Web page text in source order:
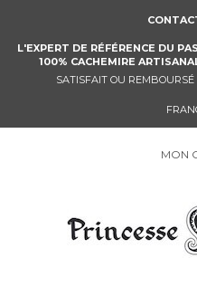
L'EXPERT DE RÉFÉRENCE DU
100% CACHEMIRE
SATISFAIT OU
MON